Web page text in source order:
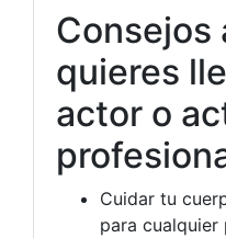
Consejos
quieres
actor o
Cuidar tu
para cualquier